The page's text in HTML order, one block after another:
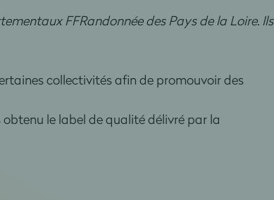
FFRandonnée des Pays de la Loire. Ils
collectivités afin de promouvoir des
le label de qualité délivré par la